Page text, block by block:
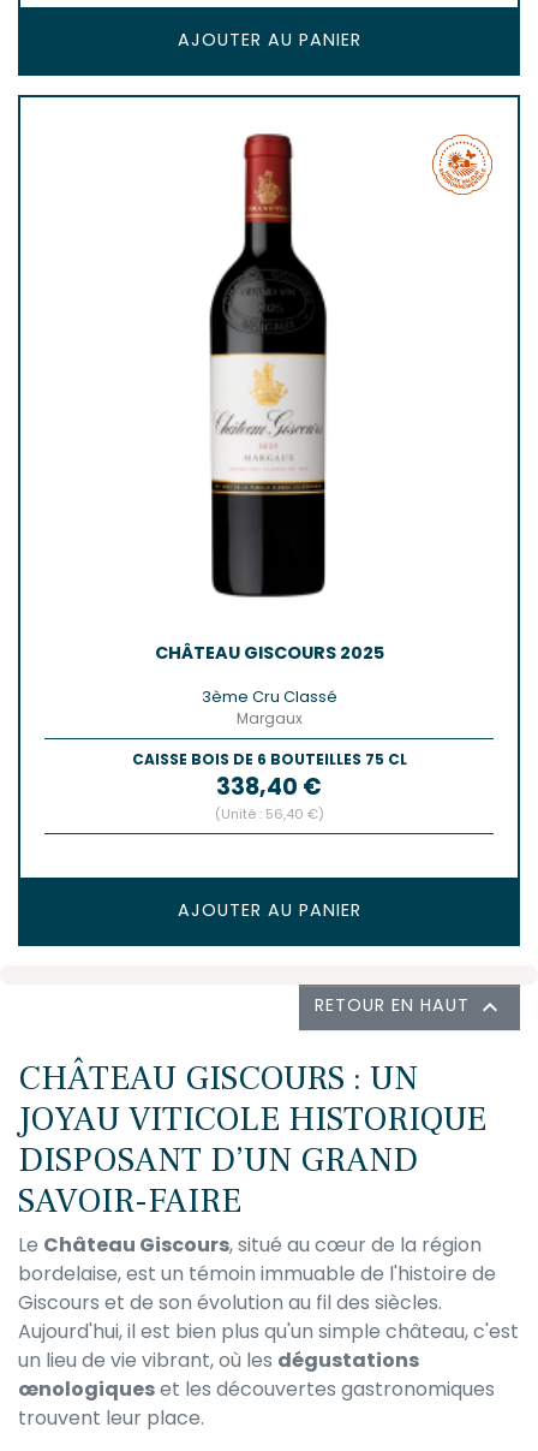
AJOUTER AU PANIER
CHÂTEAU GISCOURS 2025
3ème Cru Classé
Margaux
CAISSE BOIS DE 6 BOUTEILLES 75 CL
Prix
338,40 €
(Unité : 56,40 €)
AJOUTER AU PANIER
RETOUR EN HAUT 
CHÂTEAU GISCOURS : UN
JOYAU VITICOLE HISTORIQUE
DISPOSANT D’UN GRAND
SAVOIR-FAIRE
Le Château Giscours, situé au cœur de la région
bordelaise, est un témoin immuable de l'histoire de
Giscours et de son évolution au fil des siècles.
Aujourd'hui, il est bien plus qu'un simple château, c'est
un lieu de vie vibrant, où les dégustations
œnologiqueset les découvertes gastronomiques
trouvent leur place.